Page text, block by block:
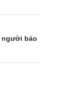
người bảo